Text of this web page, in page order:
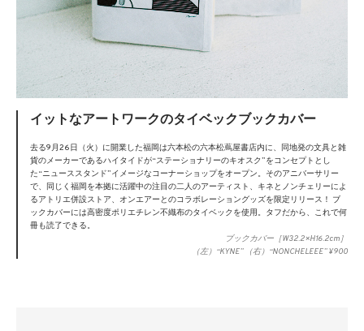
イットなアートワークのタイベックブックカバー
去る9月26日（火）に開業した福岡は六本松の六本松蔦屋書店内に、同地発の文具と雑
貨のメーカーであるハイタイドが“ステーショナリーのキオスク”をコンセプトとし
た“ニューススタンド”イメージなコーナーショップをオープン。そのアニバーサリー
で、同じく福岡を本拠に活躍中の注目の二人のアーティスト、キネとノンチェリーによ
るアトリエ併設ストア、オンエアーとのコラボレーショングッズを限定リリース！ ブ
ックカバーには高密度ポリエチレン不織布のタイベックを使用。タフだから、これで何
冊も読了できる。
ブックカバー［W32.2×H16.2cm］
（左）“KYNE” （右）“NONCHELEEE” ¥900